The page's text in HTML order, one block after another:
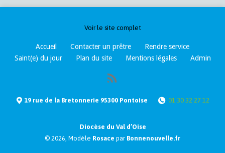
Voir le site complet
Accueil Contacter un prêtre
Rendre service
Saint(e) du jour
Plan du site Mentions légales Admin
19 rue de la Bretonnerie 95300 Pontoise 01 30 32 27 12
Diocèse du Val d’Oise
© 2026, Modèle Rosace par Bonnenouvelle.fr